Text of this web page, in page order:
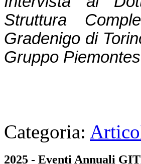
Struttura
Gradenigo di
Gruppo
Categoria:
2025 - Eventi Annuali